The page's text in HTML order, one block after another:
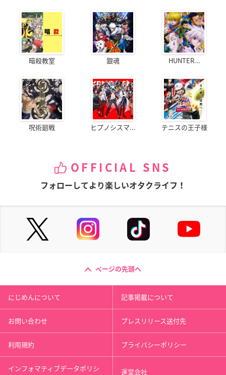
暗殺教室 銀魂 HUNTER...
呪術廻戦 ヒプノシスマ... テニスの王子様
OFFICIAL SNS
フォローしてより楽しいオタクライフ！
ページの先頭へ
にじめんについて 記事掲載について
お問い合わせ プレスリリース送付先
利用規約 プライバシーポリシー
インフォマティブデータポリシ 運営会社